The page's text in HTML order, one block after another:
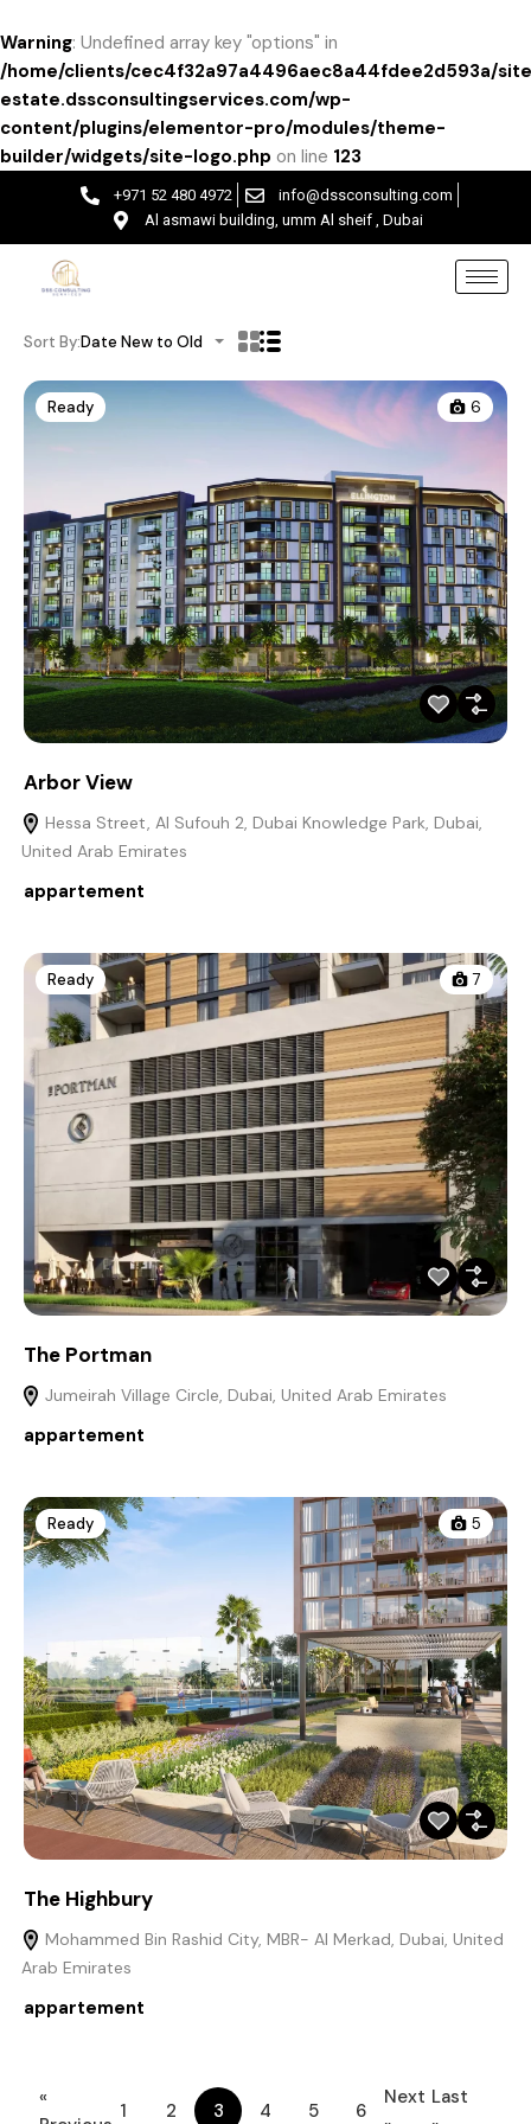
Warning: Undefined array key "options" in
/home/clients/cec4f32a97a4496aec8a44fdee2d593a/
estate.dssconsultingservices.com/wp-
content/plugins/elementor-pro/modules/theme-
builder/widgets/site-logo.php on line 123
+971 52 480 4972
info@dssconsulting.com
Al asmawi building, umm Al sheif , Dubai
Sort By:Date New to Old
Ready 6
Arbor View
Hessa Street, Al Sufouh 2, Dubai Knowledge Park, Dubai,
United Arab Emirates
appartement
Ready 7
The Portman
Jumeirah Village Circle, Dubai, United Arab Emirates
appartement
Ready 5
The Highbury
Mohammed Bin Rashid City, MBR- Al Merkad, Dubai, United
Arab Emirates
appartement
«
1 2 3 4 5 6
Next Last